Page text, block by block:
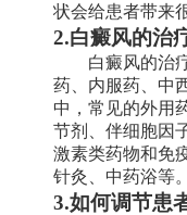
状会给患者带来
2.白癜风的治
白癜风的治
药、内服药、中
中，常见的外用
节剂、伴细胞因
激素类药物和免
针灸、中药浴等。
3.如何调节患